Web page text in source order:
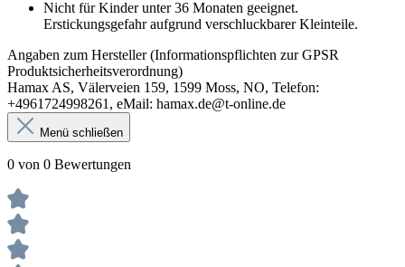
Nicht für Kinder unter 36 Monaten geeignet.
Erstickungsgefahr aufgrund verschluckbarer Kleinteile.
Angaben zum Hersteller (Informationspflichten zur GPSR
Produktsicherheitsverordnung)
Hamax AS, Välerveien 159, 1599 Moss, NO, Telefon:
+4961724998261, eMail: hamax.de@t-online.de
Menü schließen
0 von 0 Bewertungen